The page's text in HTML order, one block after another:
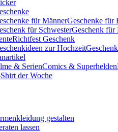
für MännerGeschenke für
für SchwesterGeschenk für
Richtfest Geschenk
zur Hochzeit
& SerienComics & Superhelden
der Woche
gestalten
lassen